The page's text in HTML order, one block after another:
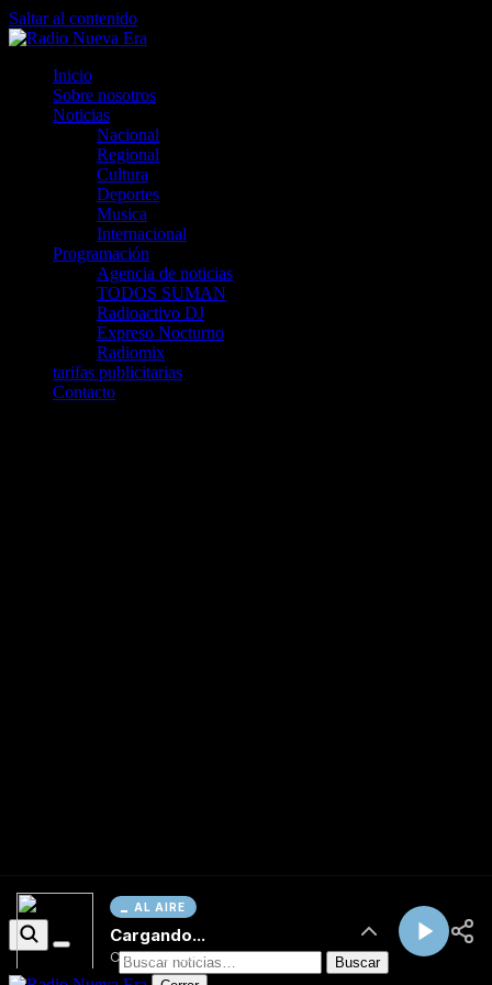
AL AIRE
Cargando...
Conectando...